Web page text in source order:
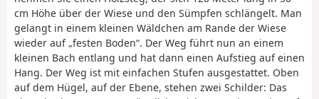
cm Höhe über der Wiese und den Sümpfen schlängelt. Man
gelangt in einem kleinen Wäldchen am Rande der Wiese
wieder auf „festen Boden“. Der Weg führt nun an einem
kleinen Bach entlang und hat dann einen Aufstieg auf einen
Hang. Der Weg ist mit einfachen Stufen ausgestattet. Oben
auf dem Hügel, auf der Ebene, stehen zwei Schilder: Das